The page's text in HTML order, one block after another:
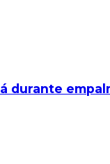
durante